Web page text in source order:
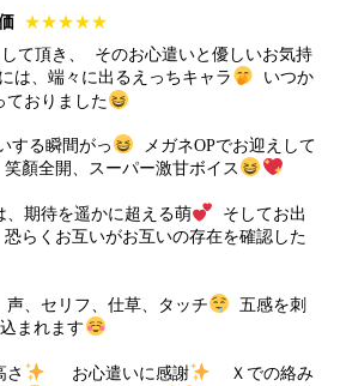
★★★★★
て頂き、 そのお心遣いと優しいお気持
は、端々に出るえっちキャラ
いつか
ておりました
する瞬間がっ
メガネOPでお迎えして
顏全開、スーパー激甘ボイス
、期待を遥かに超える萌
そしてお出
恐らくお互いがお互いの存在を確認した
声、セリフ、仕草、タッチ
五感を刺
まれます
さ お心遣いに感謝
Ｘでの絡み